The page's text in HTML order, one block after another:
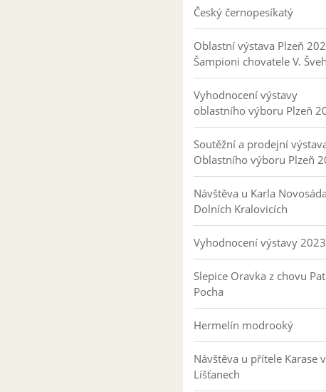
Český černopesíkatý
Oblastní výstava Plzeň
Šampioni chovatele V.
Vyhodnocení výstavy
oblastního výboru Plzeň
Soutěžní a prodejní
Oblastního výboru Plzeň
Návštěva u Karla
Dolních Kralovicích
Vyhodnocení výstavy 2023
Slepice Oravka z chovu
Pocha
Hermelín modrooký
Návštěva u přítele Karase v
Líšťanech